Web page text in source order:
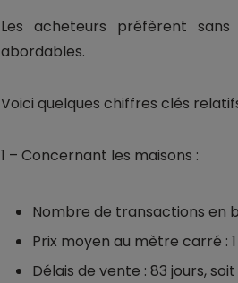
Les acheteurs préfèrent
abordables.
Voici quelques chiffres clés
1 – Concernant les maisons :
Nombre de transactions en
Prix moyen au mètre carré : 1
Délais de vente : 83 jours, soit